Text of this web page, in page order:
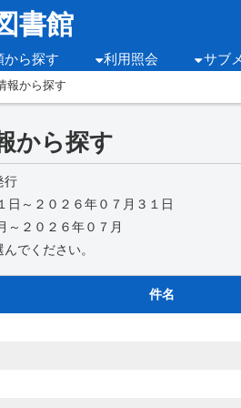
書館
から探す 利用照会 サブ
報から探す
から探す
行
日～２０２６年０７月３１日
～２０２６年０７月
でください。
件名